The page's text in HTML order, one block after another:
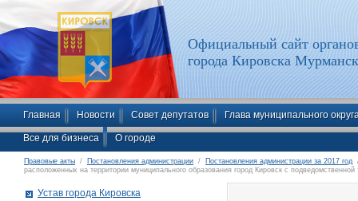
Официальный сайт
города Кировска
Главная Новости Совет депутатов Глава муниципального
Все для бизнеса О городе
Правовые акты / Постановления администрации / Постановления администрации за 2017 год
расположенных на территории муниципального образования город Кировск с
Устав города Кировска